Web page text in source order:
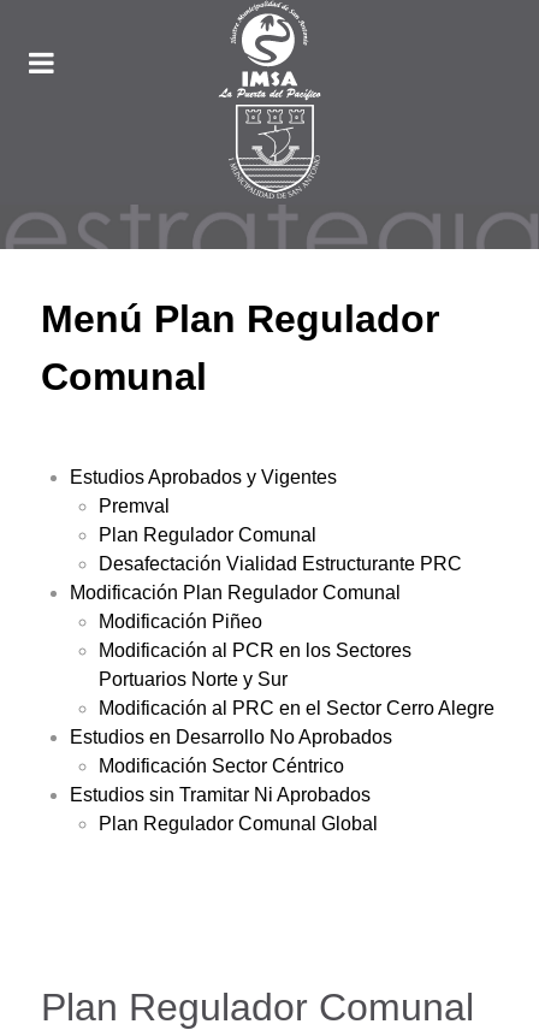
Menú Plan Regulador
Comunal
Estudios Aprobados y Vigentes
Premval
Plan Regulador Comunal
Desafectación Vialidad Estructurante PRC
Modificación Plan Regulador Comunal
Modificación Piñeo
Modificación al PCR en los Sectores
Portuarios Norte y Sur
Modificación al PRC en el Sector Cerro Alegre
Estudios en Desarrollo No Aprobados
Modificación Sector Céntrico
Estudios sin Tramitar Ni Aprobados
Plan Regulador Comunal Global
Plan Regulador Comunal